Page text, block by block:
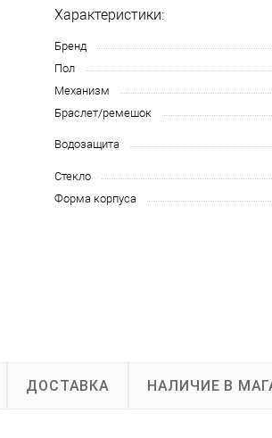
Характеристики:
Бренд
Пол
Механизм
Браслет/ремешок
Водозащита
Стекло
Форма корпуса
ДОСТАВКА НАЛИЧИЕ В